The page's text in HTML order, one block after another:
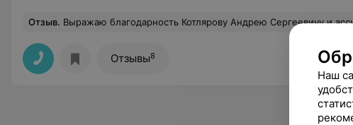
Отзыв. Выражаю благодарность Котлярову Андрею Сергеевичу и ассистенту Наталье за избавление от остатков корней верхнего зуба в десне 19 июня. Операция была сложная, десну зашили, доктор сказал принимать обезбаливающие тк всю ночь спать не буду,и антибиотики ..... и ничего. Ничего не болело вообще, спала спокойно, температура не поднималась, а десна болит только при нажатии и то из за уколов больше. Огромная
Отзывы8
Наш